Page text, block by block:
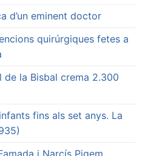
d’un eminent doctor
quirúrgiques fetes a
de la Bisbal crema 2.300
fins als set anys. La